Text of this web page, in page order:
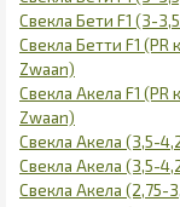
Свекла Бети F1 (3-
Свекла Бетти F1
Zwaan)
Свекла Акела F1
Zwaan)
Свекла Акела (3,5-
Свекла Акела (3,5-
Свекла Акела (2,75-